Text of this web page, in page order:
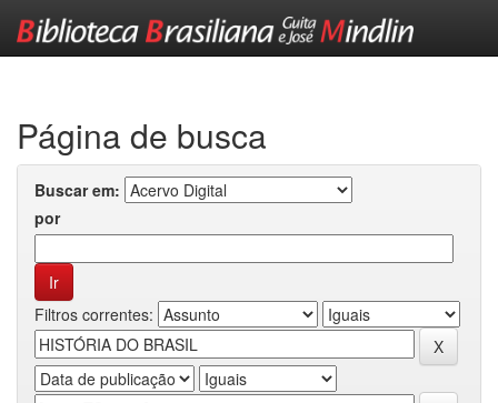
Página de busca
Buscar em:
por
Filtros correntes: